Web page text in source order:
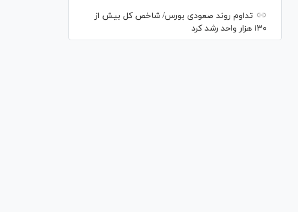
تداوم روند صعودی بورس/ شاخص کل بیش از
۱۳۰ هزار واحد رشد کرد